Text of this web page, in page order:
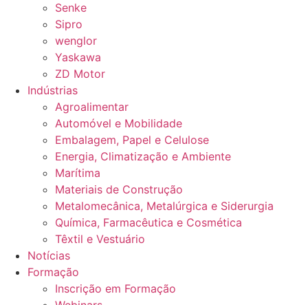
Senke
Sipro
wenglor
Yaskawa
ZD Motor
Indústrias
Agroalimentar
Automóvel e Mobilidade
Embalagem, Papel e Celulose
Energia, Climatização e Ambiente
Marítima
Materiais de Construção
Metalomecânica, Metalúrgica e Siderurgia
Química, Farmacêutica e Cosmética
Têxtil e Vestuário
Notícias
Formação
Inscrição em Formação